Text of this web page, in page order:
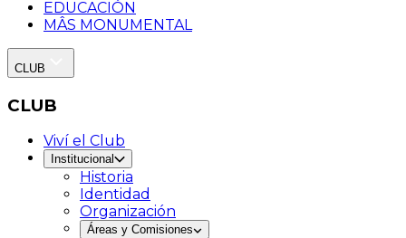
EDUCACIÓN
MÂS MONUMENTAL
CLUB
CLUB
Viví el Club
Institucional
Historia
Identidad
Organización
Áreas y Comisiones